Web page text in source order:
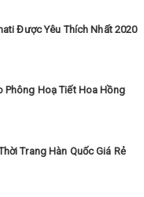
Được Yêu Thích Nhất 2020
Phông Hoạ Tiết Hoa Hồng
Trang Hàn Quốc Giá Rẻ